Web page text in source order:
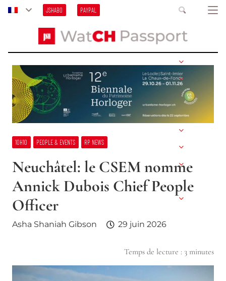
JSHABO PAYPAL
10H10 PEOPLE & EVENTS RP NEWS
Neuchâtel: le CSEM nomme
Annick Dubois Chief People
Officer
Asha Shaniah Gibson 29 juin 2026
Temps de lecture : 3 minutes